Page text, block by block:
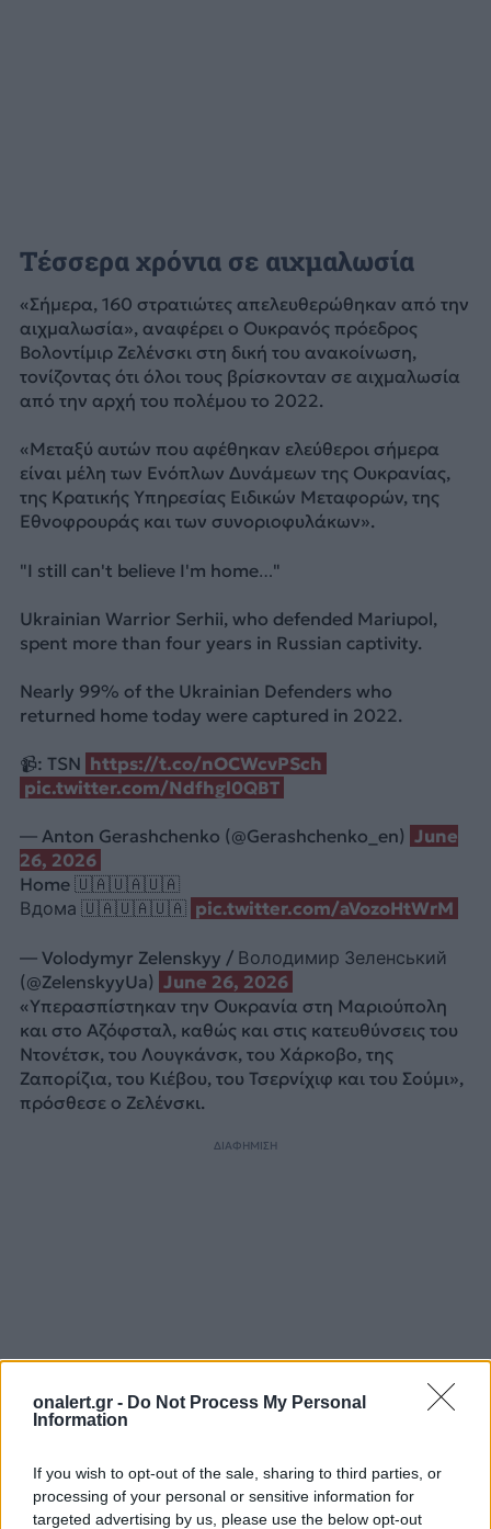
onalert.gr - Do Not Process My Personal
Information
If you wish to opt-out of the sale, sharing to third parties, or
processing of your personal or sensitive information for
targeted advertising by us, please use the below opt-out
Τέσσερα χρόνια σε αιχμαλωσία
«Σήμερα, 160 στρατιώτες απελευθερώθηκαν από την
αιχμαλωσία», αναφέρει ο Ουκρανός πρόεδρος
Βολοντίμιρ Ζελένσκι στη δική του ανακοίνωση,
τονίζοντας ότι όλοι τους βρίσκονταν σε αιχμαλωσία
από την αρχή του πολέμου το 2022.
«Μεταξύ αυτών που αφέθηκαν ελεύθεροι σήμερα
είναι μέλη των Ενόπλων Δυνάμεων της Ουκρανίας,
της Κρατικής Υπηρεσίας Ειδικών Μεταφορών, της
Εθνοφρουράς και των συνοριοφυλάκων».
"I still can't believe I'm home…"
Ukrainian Warrior Serhii, who defended Mariupol,
spent more than four years in Russian captivity.
Nearly 99% of the Ukrainian Defenders who
returned home today were captured in 2022.
📹: TSN https://t.co/nOCWcvPSch
pic.twitter.com/Ndfhgl0QBT
— Anton Gerashchenko (@Gerashchenko_en) June
26, 2026
Home 🇺🇦🇺🇦🇺🇦
Вдома 🇺🇦🇺🇦🇺🇦 pic.twitter.com/aVozoHtWrM
— Volodymyr Zelenskyy / Володимир Зеленський
(@ZelenskyyUa) June 26, 2026
«Υπερασπίστηκαν την Ουκρανία στη Μαριούπολη
και στο Αζόφσταλ, καθώς και στις κατευθύνσεις του
Ντονέτσκ, του Λουγκάνσκ, του Χάρκοβο, της
Ζαπορίζια, του Κιέβου, του Τσερνίχιφ και του Σούμι»,
πρόσθεσε ο Ζελένσκι.
ΔΙΑΦΗΜΙΣΗ
ΑΙΧΜΑΛΩΤΟΙ ΠΟΛΕΜΟΥ
ΠΟΛΕΜΟΣ ΣΤΗΝ ΟΥΚΡΑΝΙΑ